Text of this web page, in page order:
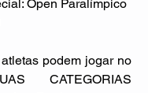
Open Paralímpico
podem jogar no
CATEGORIAS